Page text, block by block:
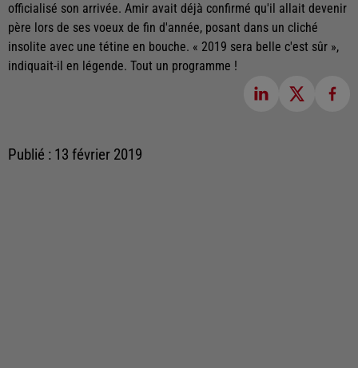
officialisé son arrivée. Amir avait déjà confirmé qu'il allait devenir
père lors de ses voeux de fin d'année, posant dans un cliché
insolite avec une tétine en bouche. « 2019 sera belle c'est sûr »,
indiquait-il en légende. Tout un programme !
Publié : 13 février 2019